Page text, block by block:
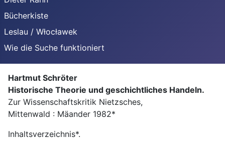
Bücherkiste
Leslau / Włocławek
Wie die Suche funktioniert
Hartmut Schröter
Historische Theorie und geschichtliches Handeln.
Zur Wissenschaftskritik Nietzsches,
Mittenwald : Mäander 1982*
Inhaltsverzeichnis*.